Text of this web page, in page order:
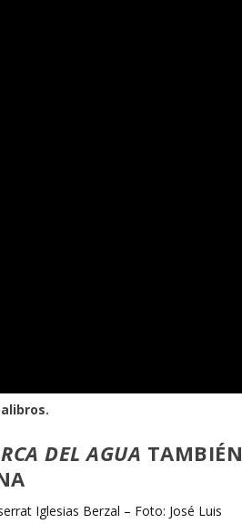
DEL AGUA TAMBIÉN
Iglesias Berzal – Foto: José Luis